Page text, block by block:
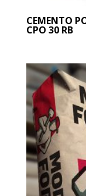
CEMENTO
CPO 30 RB